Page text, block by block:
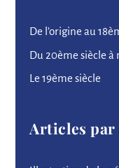
De l’origine au
Du 20ème siècle à
Le 19ème siècle
Articles par